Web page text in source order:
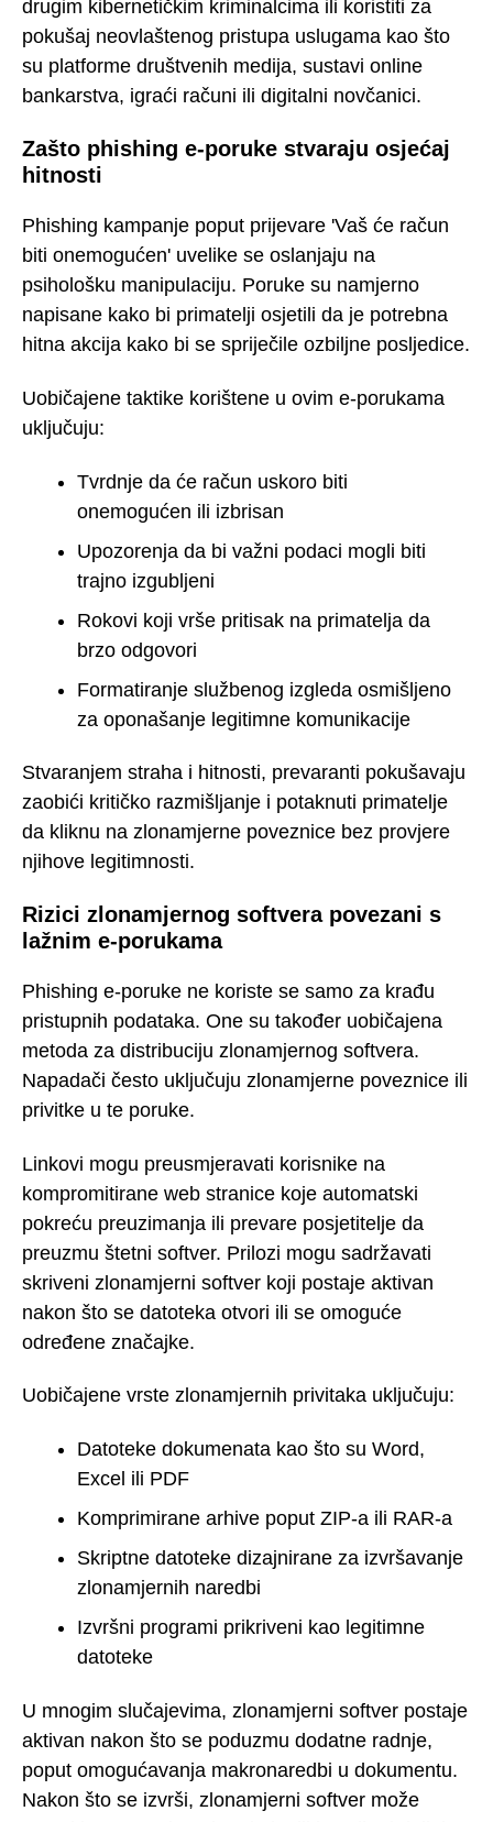
drugim kibernetičkim kriminalcima ili koristiti za
pokušaj neovlaštenog pristupa uslugama kao što
su platforme društvenih medija, sustavi online
bankarstva, igraći računi ili digitalni novčanici.
Zašto phishing e-poruke stvaraju osjećaj
hitnosti
Phishing kampanje poput prijevare 'Vaš će račun
biti onemogućen' uvelike se oslanjaju na
psihološku manipulaciju. Poruke su namjerno
napisane kako bi primatelji osjetili da je potrebna
hitna akcija kako bi se spriječile ozbiljne posljedice.
Uobičajene taktike korištene u ovim e-porukama
uključuju:
Tvrdnje da će račun uskoro biti
onemogućen ili izbrisan
Upozorenja da bi važni podaci mogli biti
trajno izgubljeni
Rokovi koji vrše pritisak na primatelja da
brzo odgovori
Formatiranje službenog izgleda osmišljeno
za oponašanje legitimne komunikacije
Stvaranjem straha i hitnosti, prevaranti pokušavaju
zaobići kritičko razmišljanje i potaknuti primatelje
da kliknu na zlonamjerne poveznice bez provjere
njihove legitimnosti.
Rizici zlonamjernog softvera povezani s
lažnim e-porukama
Phishing e-poruke ne koriste se samo za krađu
pristupnih podataka. One su također uobičajena
metoda za distribuciju zlonamjernog softvera.
Napadači često uključuju zlonamjerne poveznice ili
privitke u te poruke.
Linkovi mogu preusmjeravati korisnike na
kompromitirane web stranice koje automatski
pokreću preuzimanja ili prevare posjetitelje da
preuzmu štetni softver. Prilozi mogu sadržavati
skriveni zlonamjerni softver koji postaje aktivan
nakon što se datoteka otvori ili se omoguće
određene značajke.
Uobičajene vrste zlonamjernih privitaka uključuju:
Datoteke dokumenata kao što su Word,
Excel ili PDF
Komprimirane arhive poput ZIP-a ili RAR-a
Skriptne datoteke dizajnirane za izvršavanje
zlonamjernih naredbi
Izvršni programi prikriveni kao legitimne
datoteke
U mnogim slučajevima, zlonamjerni softver postaje
aktivan nakon što se poduzmu dodatne radnje,
poput omogućavanja makronaredbi u dokumentu.
Nakon što se izvrši, zlonamjerni softver može